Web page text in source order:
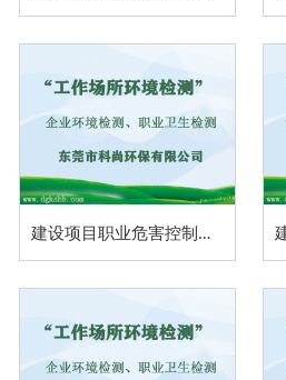
建设项目职业危害控制效果评价